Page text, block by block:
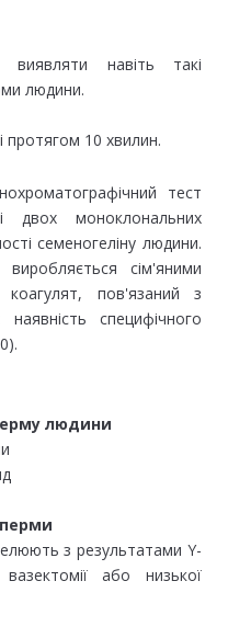
виявляти навіть такі
людини.
протягом 10 хвилин.
тест
двох моноклональних
семеногеліну людини.
сім'яними
пов'язаний з
специфічного
людини
з результатами Y-
або низької